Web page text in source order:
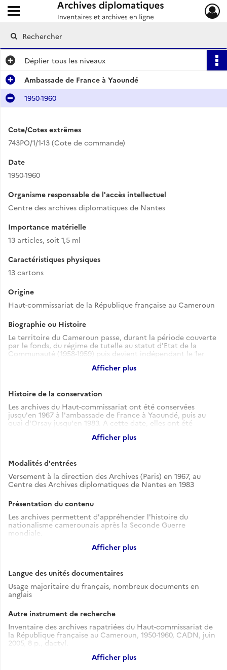
Archives diplomatiques
Ouvrir le menu déroulant
Déplier tous les niveaux
Ambassade de France à Yaoundé
1950-1960
Cote/Cotes extrêmes
743PO/1/1-13 (Cote de commande)
Date
1950-1960
Organisme responsable de l'accès intellectuel
Centre des archives diplomatiques de Nantes
Importance matérielle
13 articles, soit 1,5 ml
Caractéristiques physiques
13 cartons
Origine
Haut-commissariat de la République française au Cameroun
Biographie ou Histoire
Le territoire du Cameroun passe, durant la période couverte
par le fonds, du régime de tutelle au statut d'Etat de la
Communauté (1958-1959) puis devient indépendant le 1er
Afficher plus
Histoire de la conservation
Les archives du Haut-commissariat ont été conservées
jusqu'en 1967 à l'ambassade de France à Yaoundé, puis au
quai d'Orsay jusqu'en 1983. A cette date, elles ont été
Afficher plus
Modalités d'entrées
Versement à la direction des Archives (Paris) en 1967, au
Centre des Archives diplomatiques de Nantes en 1983
Présentation du contenu
Les archives permettent d'appréhender l'histoire du
nationalisme camerounais après la Seconde Guerre
mondiale.
- Correspondance du haut-commissariat avec les chefs de
du haut-commissariat, Région du Nyong et Sanaga
- Elections législatives de janvier 1956
- Direction du cabinet du haut-commissariat
- L'Union des populations du Cameroun (UPC) et ses activités
- Inspection des affaires administratives
- Conférences internationales concernant le Cameroun
- Régime de tutelle du Cameroun
- Affaires internes du Cameroun
Afficher plus
Langue des unités documentaires
Usage majoritaire du français, nombreux documents en
anglais
Autre instrument de recherche
Inventaire des archives rapatriées du Haut-commissariat de
la République française au Cameroun, 1950-1960, CADN, juin
2005, 8 p., dactyl.
Afficher plus